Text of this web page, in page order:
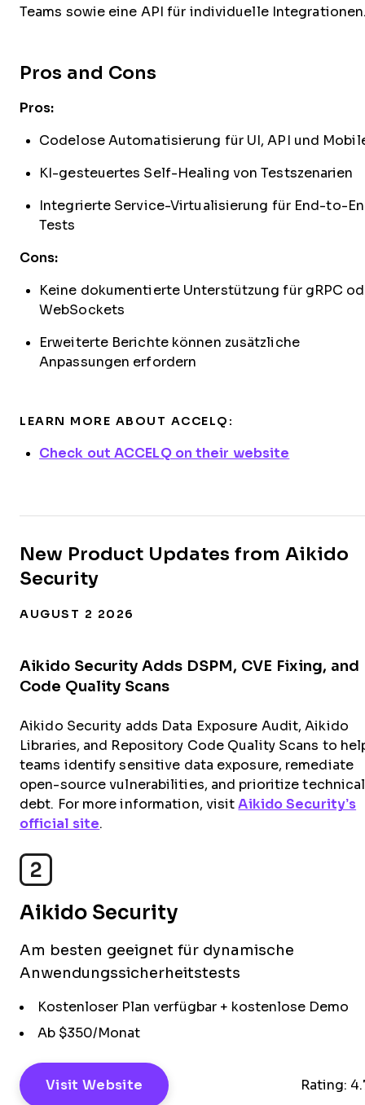
Teams sowie eine API für individuelle
Pros and Cons
Pros:
Codelose Automatisierung für UI, API und
KI-gesteuertes Self-Healing von Testszenarien
Integrierte Service-Virtualisierung für End-to-
Tests
Cons:
Keine dokumentierte Unterstützung für gRPC
WebSockets
Erweiterte Berichte können zusätzliche
Anpassungen erfordern
LEARN MORE ABOUT ACCELQ:
Check out ACCELQ on their website
2
Aikido Security
Am besten geeignet für dynamische
Anwendungssicherheitstests
Kostenloser Plan verfügbar + kostenlose Demo
Ab $350/Monat
Visit Website Rating:
New Product Updates from Aikido
Security
AUGUST 2 2026
Aikido Security Adds DSPM, CVE Fixing, and
Code Quality Scans
Aikido Security adds Data Exposure Audit, Aikido
Libraries, and Repository Code Quality Scans to
teams identify sensitive data exposure, remediate
open-source vulnerabilities, and prioritize technical
debt. For more information, visitAikido Security’s
official site.